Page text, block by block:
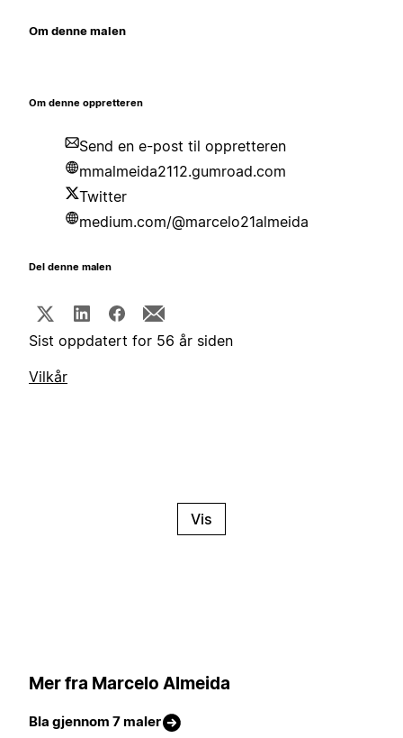
Om denne malen
Om denne oppretteren
Send en e-post til oppretteren
mmalmeida2112.gumroad.com
Twitter
medium.com/@marcelo21almeida
Del denne malen
Sist oppdatert for 56 år siden
Vilkår
Vis
Mer fra Marcelo Almeida
Bla gjennom 7 maler